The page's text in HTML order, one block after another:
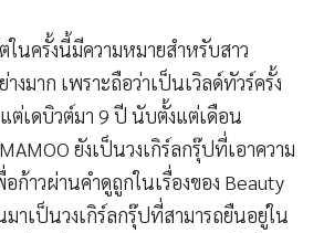
ในครั้งนี้มีความหมายสำหรับสาว
งมาก เพราะถือว่าเป็นเวิลด์ทัวร์ครั้ง
ต่เดบิวต์มา 9 ปี นับตั้งแต่เดือน
ยังเป็นวงเกิร์ลกรุ๊ปที่เอาความ
ก้าวผ่านคำดูถูกในเรื่องของ Beauty
าเป็นวงเกิร์ลกรุ๊ปที่สามารถยืนอยู่ใน